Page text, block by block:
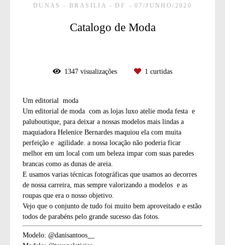
DUNAS - BRASILIA - DF
07/JUNHO/2020
Catalogo de Moda
1347 visualizações 1 curtidas
Um editorial moda
Um editorial de moda com as lojas luxo atelie moda festa e
paluboutique, para deixar a nossas modelos mais lindas a
maquiadora Helenice Bernardes maquiou ela com muita
perfeição e agilidade. a nossa locação não poderia ficar
melhor em um local com um beleza impar com suas paredes
brancas como as dunas de areia.
E usamos varias técnicas fotográficas que usamos ao decorres
de nossa carreira, mas sempre valorizando a modelos e as
roupas que era o nosso objetivo.
Vejo que o conjunto de tudo foi muito bem aproveitado e estão
todos de parabéns pelo grande sucesso das fotos.
Modelo: @danisantoos__